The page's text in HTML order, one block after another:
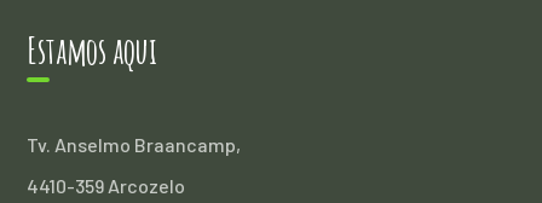
Estamos aqui
Tv. Anselmo Braancamp,
4410-359 Arcozelo